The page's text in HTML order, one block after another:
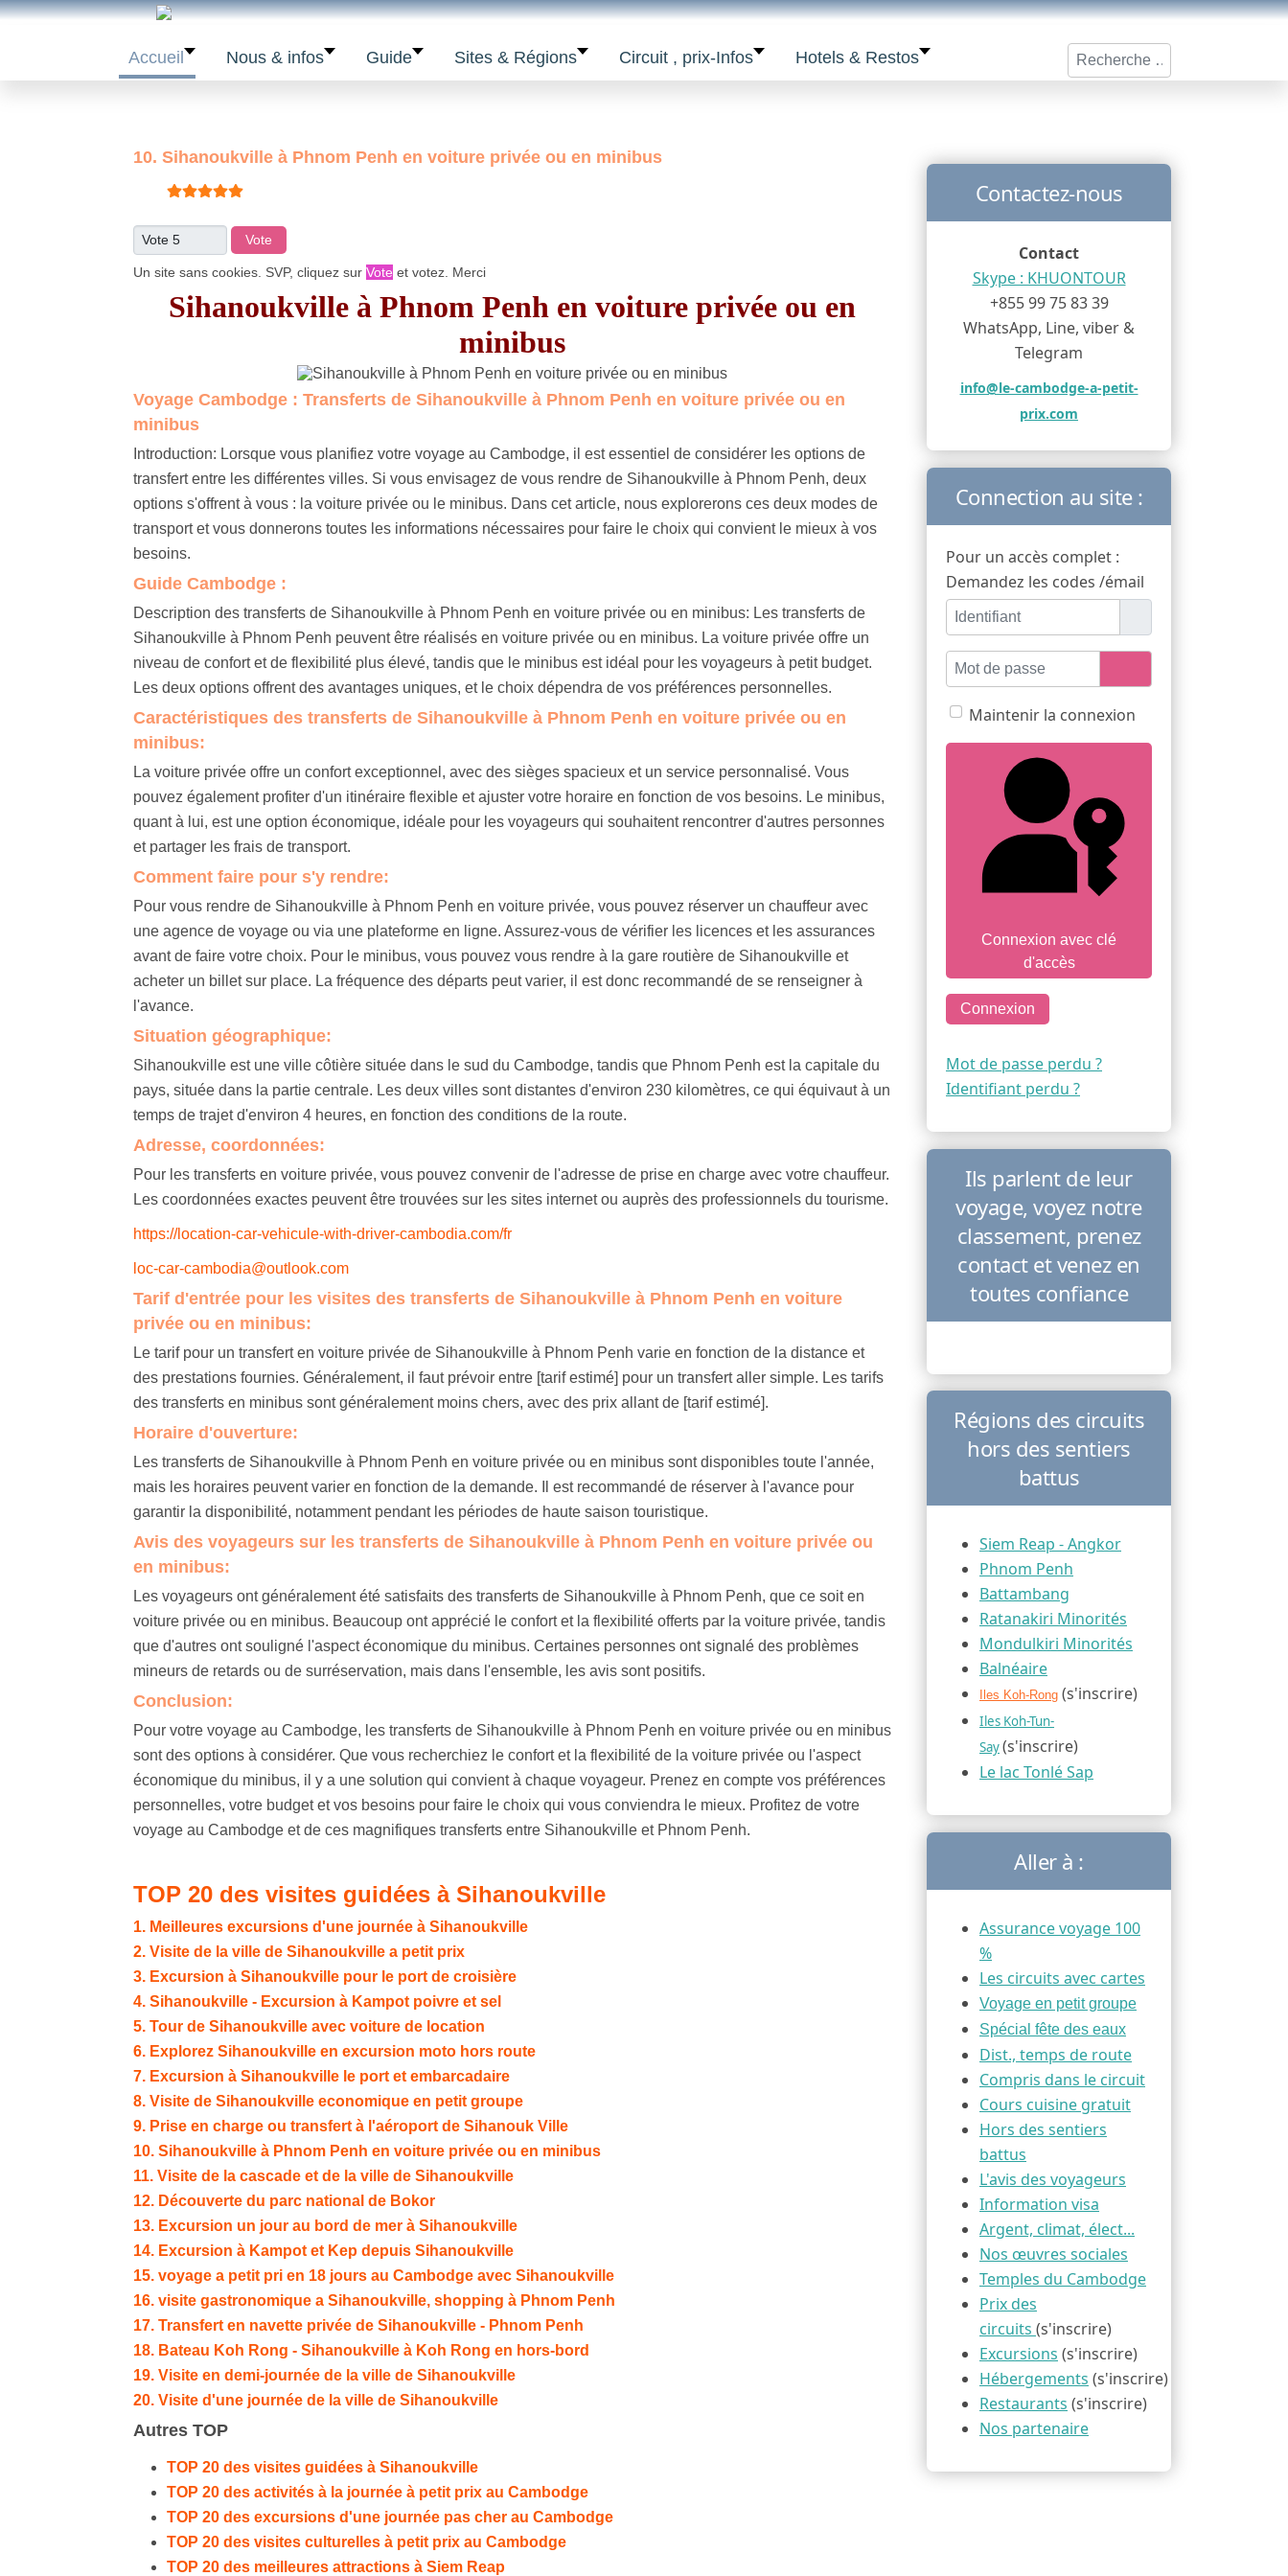
Accueil Nous & infos Guide Sites & Régions Circuit , prix-Infos Hotels & Restos Rechercher
10. Sihanoukville à Phnom Penh en voiture privée ou en minibus
Vote utilisateur:5
Veuillez voter
Un site sans cookies. SVP, cliquez sur Vote et votez. Merci
Sihanoukville à Phnom Penh en voiture privée ou en
minibus
Voyage Cambodge : Transferts de Sihanoukville à Phnom Penh en voiture privée ou en
minibus
Introduction: Lorsque vous planifiez votre voyage au Cambodge, il est essentiel de considérer les options de
transfert entre les différentes villes. Si vous envisagez de vous rendre de Sihanoukville à Phnom Penh, deux
options s'offrent à vous : la voiture privée ou le minibus. Dans cet article, nous explorerons ces deux modes de
transport et vous donnerons toutes les informations nécessaires pour faire le choix qui convient le mieux à vos
besoins.
Guide Cambodge :
Description des transferts de Sihanoukville à Phnom Penh en voiture privée ou en minibus: Les transferts de
Sihanoukville à Phnom Penh peuvent être réalisés en voiture privée ou en minibus. La voiture privée offre un
niveau de confort et de flexibilité plus élevé, tandis que le minibus est idéal pour les voyageurs à petit budget.
Les deux options offrent des avantages uniques, et le choix dépendra de vos préférences personnelles.
Caractéristiques des transferts de Sihanoukville à Phnom Penh en voiture privée ou en
minibus:
La voiture privée offre un confort exceptionnel, avec des sièges spacieux et un service personnalisé. Vous
pouvez également profiter d'un itinéraire flexible et ajuster votre horaire en fonction de vos besoins. Le minibus,
quant à lui, est une option économique, idéale pour les voyageurs qui souhaitent rencontrer d'autres personnes
et partager les frais de transport.
Comment faire pour s'y rendre:
Pour vous rendre de Sihanoukville à Phnom Penh en voiture privée, vous pouvez réserver un chauffeur avec
une agence de voyage ou via une plateforme en ligne. Assurez-vous de vérifier les licences et les assurances
avant de faire votre choix. Pour le minibus, vous pouvez vous rendre à la gare routière de Sihanoukville et
acheter un billet sur place. La fréquence des départs peut varier, il est donc recommandé de se renseigner à
l'avance.
Situation géographique:
Sihanoukville est une ville côtière située dans le sud du Cambodge, tandis que Phnom Penh est la capitale du
pays, située dans la partie centrale. Les deux villes sont distantes d'environ 230 kilomètres, ce qui équivaut à un
temps de trajet d'environ 4 heures, en fonction des conditions de la route.
Adresse, coordonnées:
Pour les transferts en voiture privée, vous pouvez convenir de l'adresse de prise en charge avec votre chauffeur.
Les coordonnées exactes peuvent être trouvées sur les sites internet ou auprès des professionnels du tourisme.
https://location-car-vehicule-with-driver-cambodia.com/fr
loc-car-cambodia@outlook.com
Tarif d'entrée pour les visites des transferts de Sihanoukville à Phnom Penh en voiture
privée ou en minibus:
Le tarif pour un transfert en voiture privée de Sihanoukville à Phnom Penh varie en fonction de la distance et
des prestations fournies. Généralement, il faut prévoir entre [tarif estimé] pour un transfert aller simple. Les tarifs
des transferts en minibus sont généralement moins chers, avec des prix allant de [tarif estimé].
Horaire d'ouverture:
Les transferts de Sihanoukville à Phnom Penh en voiture privée ou en minibus sont disponibles toute l'année,
mais les horaires peuvent varier en fonction de la demande. Il est recommandé de réserver à l'avance pour
garantir la disponibilité, notamment pendant les périodes de haute saison touristique.
Avis des voyageurs sur les transferts de Sihanoukville à Phnom Penh en voiture privée ou
en minibus:
Les voyageurs ont généralement été satisfaits des transferts de Sihanoukville à Phnom Penh, que ce soit en
voiture privée ou en minibus. Beaucoup ont apprécié le confort et la flexibilité offerts par la voiture privée, tandis
que d'autres ont souligné l'aspect économique du minibus. Certaines personnes ont signalé des problèmes
mineurs de retards ou de surréservation, mais dans l'ensemble, les avis sont positifs.
Conclusion:
Pour votre voyage au Cambodge, les transferts de Sihanoukville à Phnom Penh en voiture privée ou en minibus
sont des options à considérer. Que vous recherchiez le confort et la flexibilité de la voiture privée ou l'aspect
économique du minibus, il y a une solution qui convient à chaque voyageur. Prenez en compte vos préférences
personnelles, votre budget et vos besoins pour faire le choix qui vous conviendra le mieux. Profitez de votre
voyage au Cambodge et de ces magnifiques transferts entre Sihanoukville et Phnom Penh.
TOP 20 des visites guidées à Sihanoukville
1. Meilleures excursions d'une journée à Sihanoukville
2. Visite de la ville de Sihanoukville a petit prix
3. Excursion à Sihanoukville pour le port de croisière
4. Sihanoukville - Excursion à Kampot poivre et sel
5. Tour de Sihanoukville avec voiture de location
6. Explorez Sihanoukville en excursion moto hors route
7. Excursion à Sihanoukville le port et embarcadaire
8. Visite de Sihanoukville economique en petit groupe
9. Prise en charge ou transfert à l'aéroport de Sihanouk Ville
10. Sihanoukville à Phnom Penh en voiture privée ou en minibus
11. Visite de la cascade et de la ville de Sihanoukville
12. Découverte du parc national de Bokor
13. Excursion un jour au bord de mer à Sihanoukville
14. Excursion à Kampot et Kep depuis Sihanoukville
15. voyage a petit pri en 18 jours au Cambodge avec Sihanoukville
16. visite gastronomique a Sihanoukville, shopping à Phnom Penh
17. Transfert en navette privée de Sihanoukville - Phnom Penh
18. Bateau Koh Rong - Sihanoukville à Koh Rong en hors-bord
19. Visite en demi-journée de la ville de Sihanoukville
20. Visite d'une journée de la ville de Sihanoukville
Autres TOP
TOP 20 des visites guidées à Sihanoukville
TOP 20 des activités à la journée à petit prix au Cambodge
TOP 20 des excursions d'une journée pas cher au Cambodge
TOP 20 des visites culturelles à petit prix au Cambodge
TOP 20 des meilleures attractions à Siem Reap
Contactez-nous
Contact
Skype : KHUONTOUR
+855 99 75 83 39
WhatsApp, Line, viber &
Telegram
info@le-cambodge-a-petit-
prix.com
Connection au site :
Pour un accès complet :
Demandez les codes /émail
Identifiant
Mot de passe
Maintenir la connexion
Connexion avec clé
d'accès
Connexion
Mot de passe perdu ?
Identifiant perdu ?
Ils parlent de leur
voyage, voyez notre
classement, prenez
contact et venez en
toutes confiance
Régions des circuits
hors des sentiers
battus
Siem Reap - Angkor
Phnom Penh
Battambang
Ratanakiri Minorités
Mondulkiri Minorités
Balnéaire
Iles Koh-Rong (s'inscrire)
Iles Koh-Tun-
Say(s'inscrire)
Le lac Tonlé Sap
Aller à :
Assurance voyage 100
%
Les circuits avec cartes
Voyage en petit groupe
Spécial fête des eaux
Dist., temps de route
Compris dans le circuit
Cours cuisine gratuit
Hors des sentiers
battus
L'avis des voyageurs
Information visa
Argent, climat, élect...
Nos œuvres sociales
Temples du Cambodge
Prix des
circuits (s'inscrire)
Excursions (s'inscrire)
Hébergements (s'inscrire)
Restaurants (s'inscrire)
Nos partenaire